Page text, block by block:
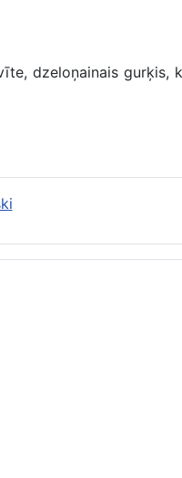
dzeloņainais gurķis,